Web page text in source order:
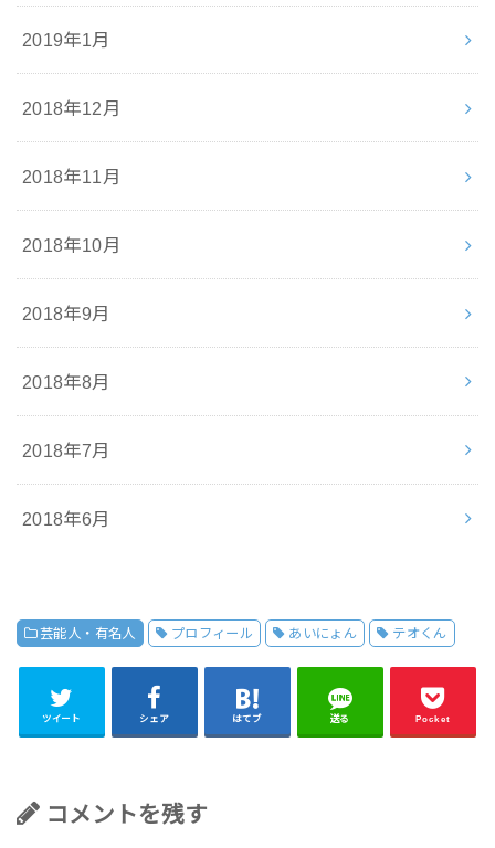
2019年1月
2018年12月
2018年11月
2018年10月
2018年9月
2018年8月
2018年7月
2018年6月
芸能人・有名人 プロフィール あいにょん テオくん
ツイート シェア はてブ 送る Pocket
コメントを残す